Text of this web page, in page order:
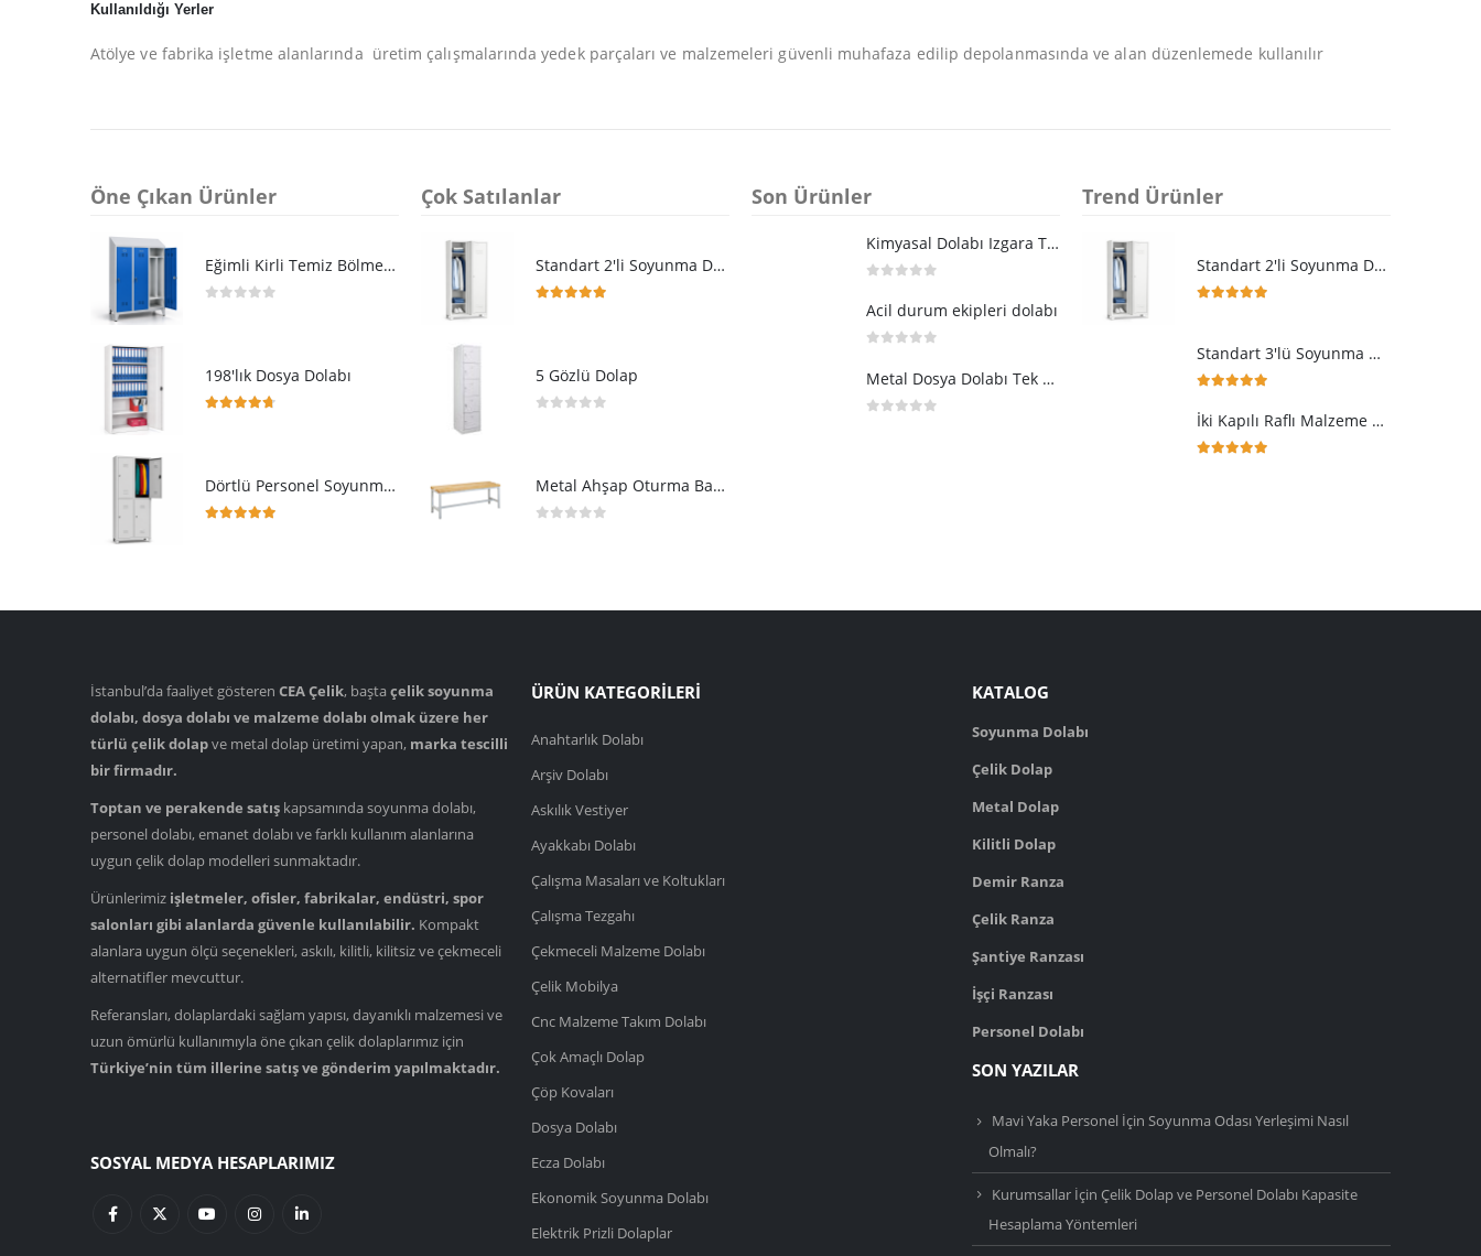
Kullanıldığı Yerler
Atölye ve fabrika işletme alanlarında üretim çalışmalarında yedek parçaları ve malzemeleri güvenli muhafaza edilip depolanmasında ve alan düzenlemede kullanılır
Öne Çıkan Ürünler
Eğimli Kirli Temiz Bölmeli Üçlü Soyunma Dolabı
198'lık Dosya Dolabı
Dörtlü Personel Soyunma Dolabı
Çok Satılanlar
Standart 2'li Soyunma Dolabı
5 Gözlü Dolap
Metal Ahşap Oturma Bankı 100'luk
Son Ürünler
Kimyasal Dolabı Izgara Tavalı Sızdırmaz Raflı
Acil durum ekipleri dolabı
Metal Dosya Dolabı Tek Kapaklı 100 luk
Trend Ürünler
Standart 2'li Soyunma Dolabı
Standart 3'lü Soyunma Dolabı
İki Kapılı Raflı Malzeme Dolabı
İstanbul’da faaliyet gösteren CEA Çelik, başta çelik soyunma
dolabı, dosya dolabı ve malzeme dolabı olmak üzere her
türlü çelik dolapve metal dolap üretimi yapan, marka tescilli
bir firmadır.
Toptan ve perakende satış kapsamında soyunma dolabı,
personel dolabı, emanet dolabı ve farklı kullanım alanlarına
uygun çelik dolap modelleri sunmaktadır.
Ürünlerimiz işletmeler, ofisler, fabrikalar, endüstri, spor
salonları gibi alanlarda güvenle kullanılabilir. Kompakt
alanlara uygun ölçü seçenekleri, askılı, kilitli, kilitsiz ve çekmeceli
alternatifler mevcuttur.
Referansları, dolaplardaki sağlam yapısı, dayanıklı malzemesi ve
uzun ömürlü kullanımıyla öne çıkan çelik dolaplarımız için
Türkiye’nin tüm illerine satış ve gönderim yapılmaktadır.
SOSYAL MEDYA HESAPLARIMIZ
ÜRÜN KATEGORİLERİ
Anahtarlık Dolabı
Arşiv Dolabı
Askılık Vestiyer
Ayakkabı Dolabı
Çalışma Masaları ve Koltukları
Çalışma Tezgahı
Çekmeceli Malzeme Dolabı
Çelik Mobilya
Cnc Malzeme Takım Dolabı
Çok Amaçlı Dolap
Çöp Kovaları
Dosya Dolabı
Ecza Dolabı
Ekonomik Soyunma Dolabı
Elektrik Prizli Dolaplar
KATALOG
Soyunma Dolabı
Çelik Dolap
Metal Dolap
Kilitli Dolap
Demir Ranza
Çelik Ranza
Şantiye Ranzası
İşçi Ranzası
Personel Dolabı
SON YAZILAR
Mavi Yaka Personel İçin Soyunma Odası Yerleşimi Nasıl
Olmalı?
Kurumsallar İçin Çelik Dolap ve Personel Dolabı Kapasite
Hesaplama Yöntemleri